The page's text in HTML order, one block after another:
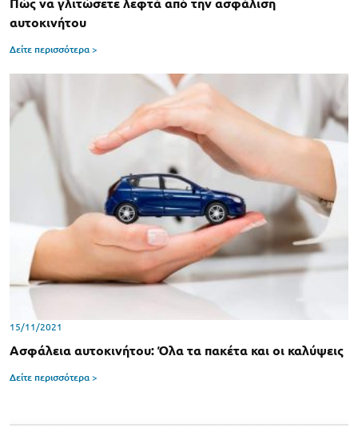
Πώς να γλιτώσετε λεφτά από την ασφάλιση
αυτοκινήτου
Δείτε περισσότερα >
15/11/2021
Ασφάλεια αυτοκινήτου: Όλα τα πακέτα και οι καλύψεις
Δείτε περισσότερα >